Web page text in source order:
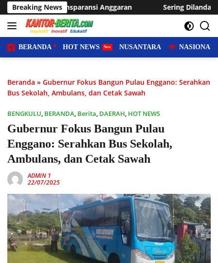
Langsung
ke
konten
Breaking News
Anggaran Sering Dilanda Genangan, Desa Sukaraja
BERANDA HOT NEWS NUSANTARA NASIONAL
Beranda » Gubernur Fokus Bangun Pulau Enggano: Serahkan
Bus Sekolah, Ambulans, dan Cetak Sawah
BENGKULU, BERANDA, Berita, DAERAH, HOT NEWS
Gubernur Fokus Bangun Pulau
Enggano: Serahkan Bus Sekolah,
Ambulans, dan Cetak Sawah
ADMIN 1
22/07/2025